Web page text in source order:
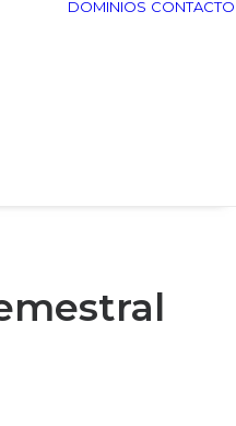
DOMINIOS CONTACTO